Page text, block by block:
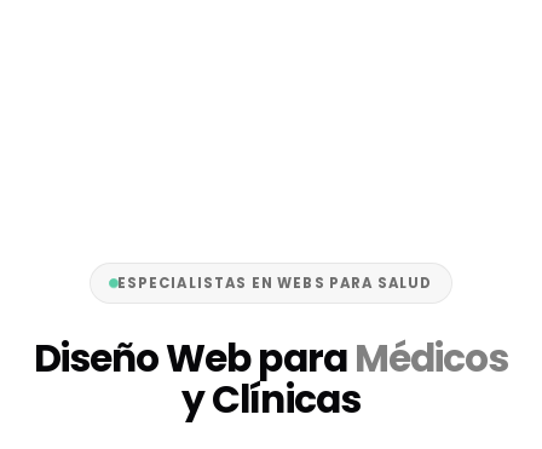
ESPECIALISTAS EN WEBS PARA SALUD
Diseño Web paraMédicos
y Clínicas